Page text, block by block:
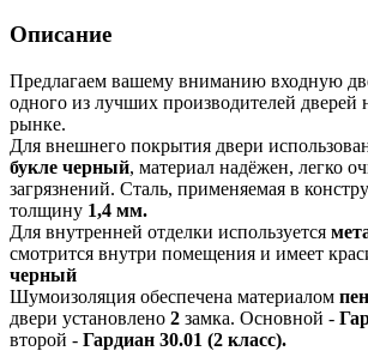
Описание
Предлагаем вашему вниманию входную
одного из лучших производителей дверей
рынке.
Для внешнего покрытия двери
букле черный, материал надёжен, легко
загрязнений. Сталь, применяемая в
толщину 1,4 мм.
Для внутренней отделки используется
смотрится внутри помещения и имеет
черный
Шумоизоляция обеспечена материалом
двери установлено 2 замка. Основной -
второй - Гардиан 30.01 (2 класс).